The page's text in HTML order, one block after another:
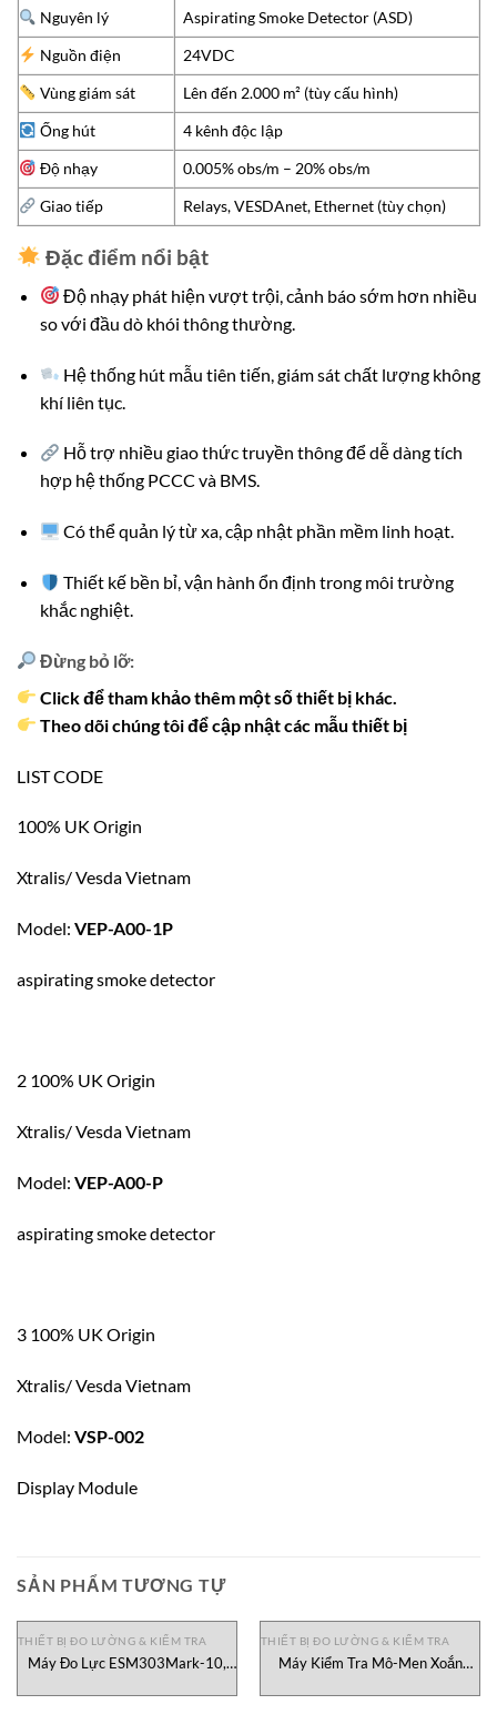
Nguyên lý
Aspirating Smoke Detector (ASD)
Nguồn điện
24VDC
Vùng giám sát
Lên đến 2.000 m² (tùy cấu hình)
Ống hút
4 kênh độc lập
Độ nhạy
0.005% obs/m – 20% obs/m
Giao tiếp
Relays, VESDAnet, Ethernet (tùy chọn)
Đặc điểm nổi bật
Độ nhạy phát hiện vượt trội, cảnh báo sớm hơn nhiều
so với đầu dò khói thông thường.
Hệ thống hút mẫu tiên tiến, giám sát chất lượng không
khí liên tục.
Hỗ trợ nhiều giao thức truyền thông để dễ dàng tích
hợp hệ thống PCCC và BMS.
Có thể quản lý từ xa, cập nhật phần mềm linh hoạt.
Thiết kế bền bỉ, vận hành ổn định trong môi trường
khắc nghiệt.
Đừng bỏ lỡ:
Click để tham khảo thêm một số thiết bị khác.
Theo dõi chúng tôi để cập nhật các mẫu thiết bị
LIST CODE
100% UK Origin
Xtralis/ Vesda Vietnam
Model: VEP-A00-1P
aspirating smoke detector
2 100% UK Origin
Xtralis/ Vesda Vietnam
Model: VEP-A00-P
aspirating smoke detector
3 100% UK Origin
Xtralis/ Vesda Vietnam
Model: VSP-002
Display Module
SẢN PHẨM TƯƠNG TỰ
THIẾT BỊ ĐO LƯỜNG & KIỂM TRA
Máy Đo Lực ESM303Mark-10,
THIẾT BỊ ĐO LƯỜNG & KIỂM TRA
Máy Kiểm Tra Mô-Men Xoắn